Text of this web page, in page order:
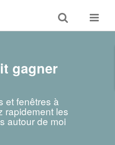
Toggle
search
Toggle
gagner
et fenêtres à
rapidement les
autour de moi